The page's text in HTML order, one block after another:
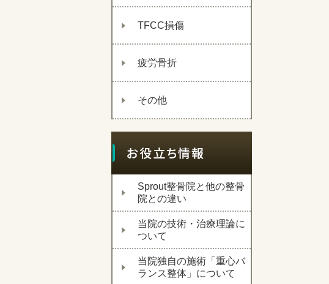
TFCC損傷
疲労骨折
その他
Sprout整骨院と他の整骨
院との違い
当院の技術・治療理論に
ついて
当院独自の施術「重心バ
ランス整体」について